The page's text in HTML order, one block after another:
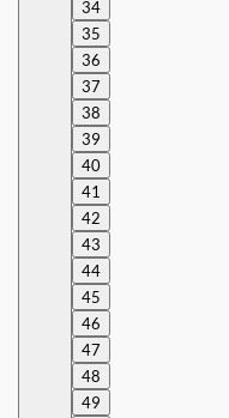
34
35
36
37
38
39
40
41
42
43
44
45
46
47
48
49